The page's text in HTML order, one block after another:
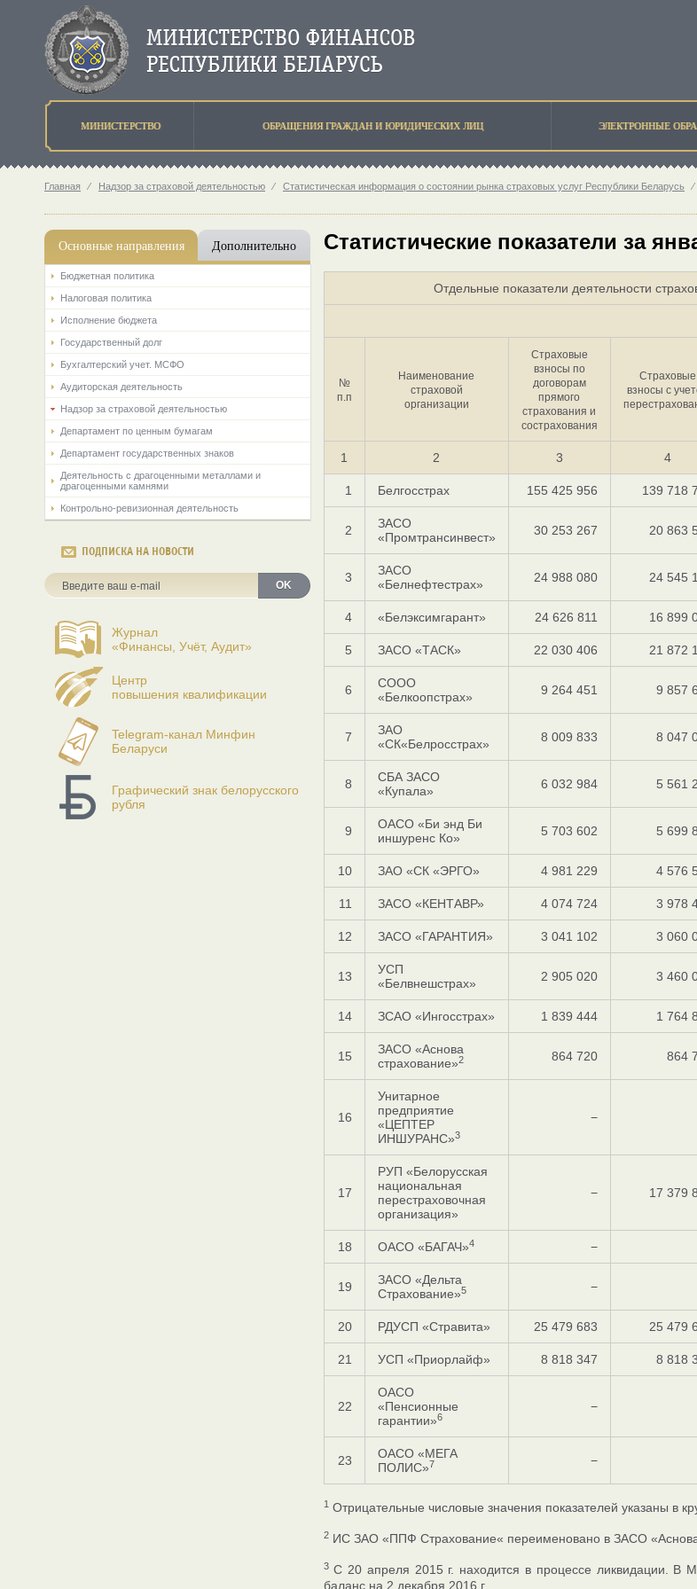
МИНИСТЕРСТВО ОБРАЩЕНИЯ ГРАЖДАН И ЮРИДИЧЕСКИХ ЛИЦ ЭЛЕКТРОННЫЕ
Главная ⁄ Надзор за страховой деятельностью ⁄ Статистическая информация о состоянии рынка страховых услуг Республики Беларусь ⁄
Основные направления Дополнительно
Бюджетная политика
Налоговая политика
Исполнение бюджета
Государственный долг
Бухгалтерский учет. МСФО
Аудиторская деятельность
Надзор за страховой деятельностью
Департамент по ценным бумагам
Департамент государственных знаков
Деятельность с драгоценными металлами и
драгоценными камнями
Контрольно-ревизионная деятельность
ПОДПИСКА НА НОВОСТИ
OK
Журнал
«Финансы, Учёт, Аудит»
Центр
повышения квалификации
Telegram-канал Минфин
Беларуси
Графический знак белорусского
рубля
Статистические показатели за
Отдельные показатели деятельности
№
п.п
Наименование
страховой
организации
Страховые
взносы по
договорам
прямого
страхования и
сострахования
Страховые
взносы с
1 2 3 4
1 Белгосстрах 155 425 956 139 718
2
ЗАСО
«Промтрансинвест»
30 253 267 20 863
3
ЗАСО
«Белнефтестрах»
24 988 080 24 545
4 «Белэксимгарант» 24 626 811 16 899
5 ЗАСО «ТАСК» 22 030 406 21 872
6
СООО
«Белкоопстрах»
9 264 451 9 857
7
ЗАО
«СК«Белросстрах»
8 009 833 8 047
8
СБА ЗАСО
«Купала»
6 032 984 5 561
9
ОАСО «Би энд Би
иншуренс Ко»
5 703 602 5 699
10 ЗАО «СК «ЭРГО» 4 981 229 4 576
11 ЗАСО «КЕНТАВР» 4 074 724 3 978
12 ЗАСО «ГАРАНТИЯ» 3 041 102 3 060
13
УСП
«Белвнешстрах»
2 905 020 3 460
14 ЗСАО «Ингосстрах» 1 839 444 1 764
15
ЗАСО «Аснова
страхование»2 864 720 864
16
Унитарное
предприятие
«ЦЕПТЕР
ИНШУРАНС»3
−
17
РУП «Белорусская
национальная
перестраховочная
организация»
− 17 379
18 ОАСО «БАГАЧ»4 −
19
ЗАСО «Дельта
Страхование»5 −
20 РДУСП «Стравита» 25 479 683 25 479
21 УСП «Приорлайф» 8 818 347 8 818
22
ОАСО
«Пенсионные
гарантии»6
−
23
ОАСО «МЕГА
ПОЛИС»7 −
1Отрицательные числовые значения показателей указаны в
2ИС ЗАО «ППФ Страхование« переименовано в ЗАСО «Аснова
3С 20 апреля 2015 г. находится в процессе ликвидации. В
баланс на 2 декабря 2016 г.